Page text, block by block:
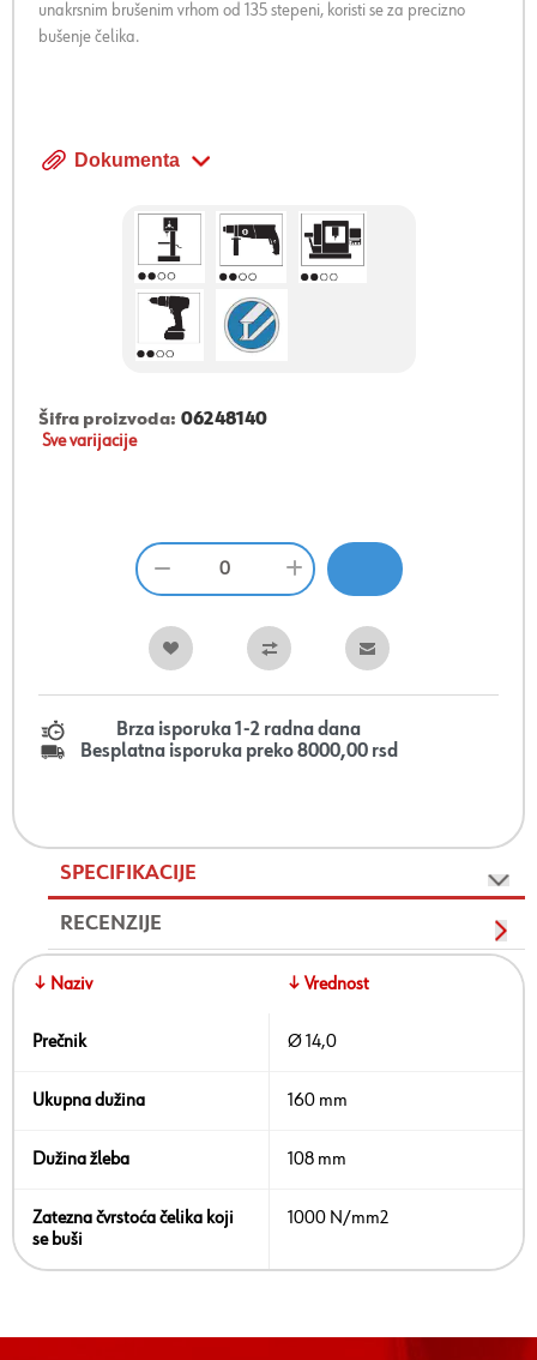
unakrsnim brušenim vrhom od 135 stepeni, koristi se za precizno
bušenje čelika.
Dokumenta
Šifra proizvoda: 06248140
Sve varijacije
Brza isporuka 1-2 radna dana
Besplatna isporuka preko 8000,00 rsd
SPECIFIKACIJE
RECENZIJE
↓ Naziv ↓ Vrednost
Prečnik Ø 14,0
Ukupna dužina 160 mm
Dužina žleba 108 mm
Zatezna čvrstoća čelika koji
se buši
1000 N/mm2